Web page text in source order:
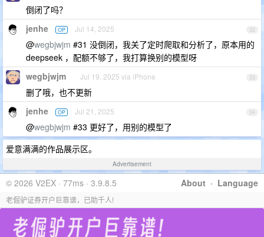
倒闭了吗？
32
jenhe OP Jul 14, 2025
@wegbjwjm #31 没倒闭，我关了定时爬取和分析了，原本用的
deepseek ，配额不够了，我打算换别的模型呀
33
wegbjwjm Jul 19, 2025 via iPhone
删了哦，也不更新
34
jenhe OP Jul 21, 2025
@wegbjwjm #33 更好了，用别的模型了
爱意满满的作品展示区。
Advertisement
About · Language
© 2026 V2EX · 77ms · 3.9.8.5
老倔驴证券开户巨靠谱，已助千人!